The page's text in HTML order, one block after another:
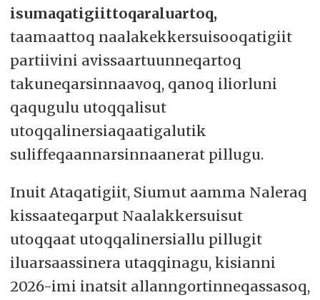
isumaqatigiittoqaraluartoq,
taamaattoq naalakekkersuisooqatigiit
partiivini avissaartuunneqartoq
takuneqarsinnaavoq, qanoq iliorluni
qaqugulu utoqqalisut
utoqqalinersiaqaatigalutik
suliffeqaannarsinnaanerat pillugu.
Inuit Ataqatigiit, Siumut aamma Naleraq
kissaateqarput Naalakkersuisut
utoqqaat utoqqalinersiallu pillugit
iluarsaassinera utaqqinagu, kisianni
2026-imi inatsit allanngortinneqassasoq,